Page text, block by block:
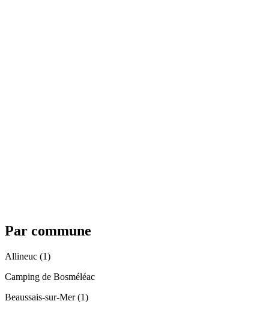
Par commune
Allineuc (1)
Camping de Bosméléac
Beaussais-sur-Mer (1)